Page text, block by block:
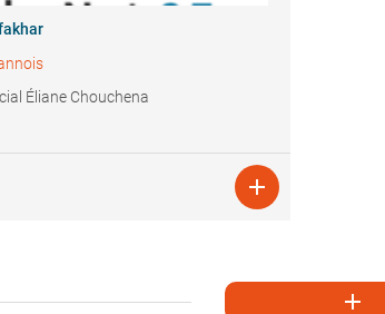
Éliane Chouchena

